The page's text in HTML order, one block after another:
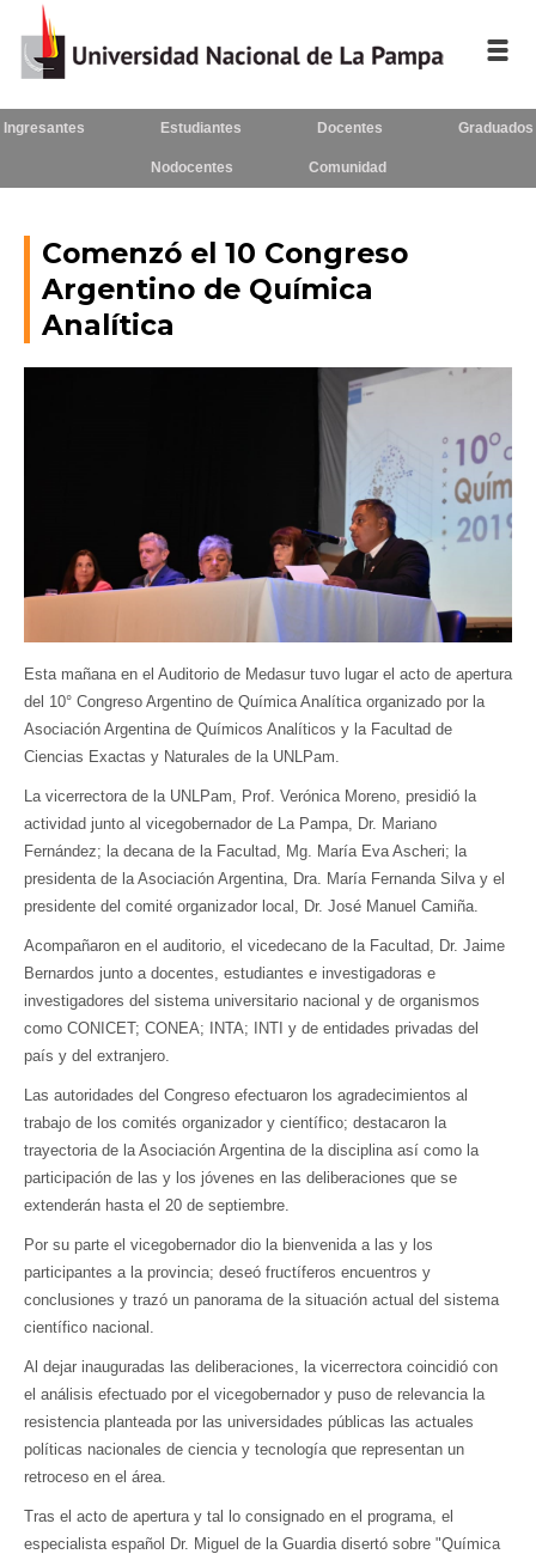
La UNLPam
Consejo Superior
Rectorado / Secretarías
Facultades
Ingresantes Estudiantes Docentes Graduados
Nodocentes Comunidad
Comenzó el 10 Congreso
Argentino de Química
Analítica
Esta mañana en el Auditorio de Medasur tuvo lugar el acto de apertura
del 10° Congreso Argentino de Química Analítica organizado por la
Asociación Argentina de Químicos Analíticos y la Facultad de
Ciencias Exactas y Naturales de la UNLPam.
La vicerrectora de la UNLPam, Prof. Verónica Moreno, presidió la
actividad junto al vicegobernador de La Pampa, Dr. Mariano
Fernández; la decana de la Facultad, Mg. María Eva Ascheri; la
presidenta de la Asociación Argentina, Dra. María Fernanda Silva y el
presidente del comité organizador local, Dr. José Manuel Camiña.
Acompañaron en el auditorio, el vicedecano de la Facultad, Dr. Jaime
Bernardos junto a docentes, estudiantes e investigadoras e
investigadores del sistema universitario nacional y de organismos
como CONICET; CONEA; INTA; INTI y de entidades privadas del
país y del extranjero.
Las autoridades del Congreso efectuaron los agradecimientos al
trabajo de los comités organizador y científico; destacaron la
trayectoria de la Asociación Argentina de la disciplina así como la
participación de las y los jóvenes en las deliberaciones que se
extenderán hasta el 20 de septiembre.
Por su parte el vicegobernador dio la bienvenida a las y los
participantes a la provincia; deseó fructíferos encuentros y
conclusiones y trazó un panorama de la situación actual del sistema
científico nacional.
Al dejar inauguradas las deliberaciones, la vicerrectora coincidió con
el análisis efectuado por el vicegobernador y puso de relevancia la
resistencia planteada por las universidades públicas las actuales
políticas nacionales de ciencia y tecnología que representan un
retroceso en el área.
Tras el acto de apertura y tal lo consignado en el programa, el
especialista español Dr. Miguel de la Guardia disertó sobre "Química